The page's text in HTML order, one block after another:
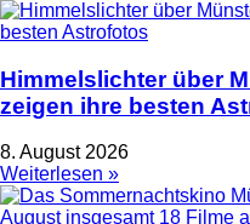
Himmelslichter über
zeigen ihre besten
8. August 2026
Weiterlesen »